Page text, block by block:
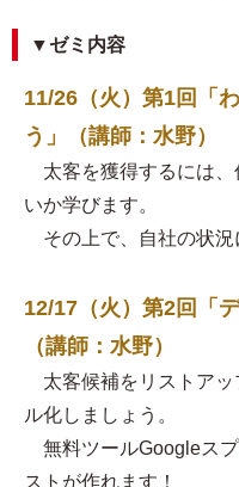
▼ゼミ内容
11/26（火）第1回「
う」（講師：水野）
太客を獲得するには、
いか学びます。
その上で、自社の状況
12/17（火）第2回「
（講師：水野）
太客候補をリストアッ
ル化しましょう。
無料ツールGoogleス
ストが作れます！